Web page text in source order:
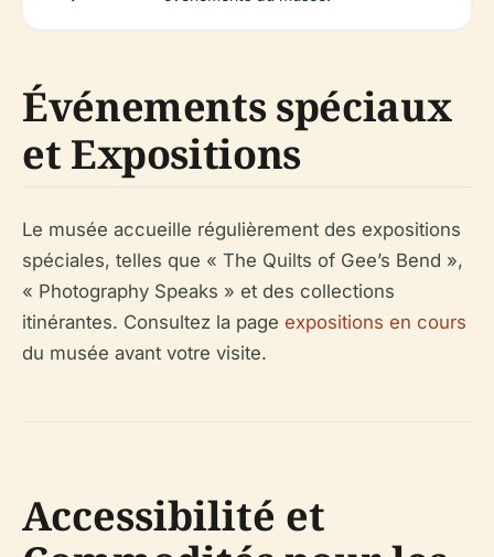
Événements spéciaux
et Expositions
Le musée accueille régulièrement des expositions
spéciales, telles que « The Quilts of Gee’s Bend »,
« Photography Speaks » et des collections
itinérantes. Consultez la page expositions en cours
du musée avant votre visite.
Accessibilité et